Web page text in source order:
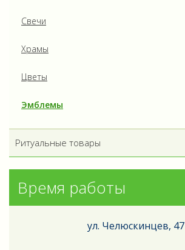
Свечи
Храмы
Цветы
Эмблемы
Ритуальные товары
Время работы
ул. Челюскинцев, 47